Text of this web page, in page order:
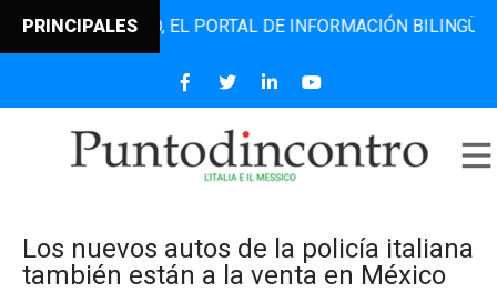
PRINCIPALESEL PORTAL DE INFORMACIÓN BILINGÜE QUE
Los nuevos autos de la policía italiana
también están a la venta en México